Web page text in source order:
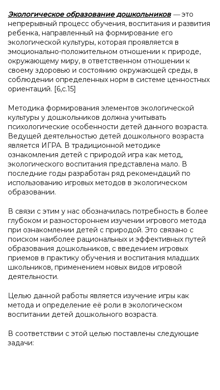
Экологическое образование дошкольников—это
непрерывный процесс обучения, воспитания и развития
ребенка, направленный на формирование его
экологической культуры, которая проявляется в
эмоционально-положительном отношении к природе,
окружающему миру, в ответственном отношении к
своему здоровью и состоянию окружающей среды, в
соблюдении определенных норм в системе ценностных
ориентаций. [6,с.15]
Методика формирования элементов экологической
культуры у дошкольников должна учитывать
психологические особенности детей данного возраста.
Ведущей деятельностью детей дошкольного возраста
является ИГРА. В традиционной методике
ознакомления детей с природой игра как метод,
экологического воспитания представлена мало. В
последние годы разработан ряд рекомендаций по
использованию игровых методов в экологическом
образовании.
В связи с этим у нас обозначилась потребность в более
глубоком и разностороннем изучении игрового метода
при ознакомлении детей с природой. Это связано с
поиском наиболее рациональных и эффективных путей
образования дошкольников, с введением игровых
приемов в практику обучения и воспитания младших
школьников, применением новых видов игровой
деятельности.
Целью данной работы является изучение игры как
метода и определение её роли в экологическом
воспитании детей дошкольного возраста.
В соответствии с этой целью поставлены следующие
задачи: